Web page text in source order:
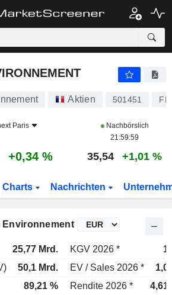
Aktien 501451
Paris
Nachbörslich
21:59:59
+0,34 % 35,54 +1,01 %
Charts Nachrichten
Environnement
25,77 Mrd. KGV 2026 *
50,1 Mrd. EV / Sales 2026 *
89,21 % Rendite 2026 * 4,61